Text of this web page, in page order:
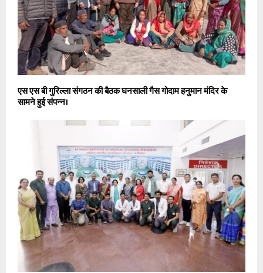
एस एस बी गुरिल्ला संगठन की बैठक घनसाली गैस गोदाम हनुमान मंदिर के
सामने हुई संपन्न।